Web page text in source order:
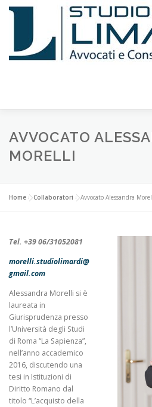
Passa
LO STUDIO ATTIVITÀ
AVVOCATO
MORELLI
Home »Collaboratori »Avvocato Alessandra
Tel. +39 06/31052081
morelli.studiolimardi@
gmail.com
Alessandra Morelli si è
laureata in
Giurisprudenza presso
l’Università degli Studi
di Roma “La Sapienza”,
nell’anno accademico
2016, discutendo una
tesi in Istituzioni di
Diritto Romano dal
titolo “L’acquisto della